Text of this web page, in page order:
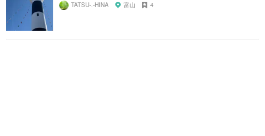
TATSU-.-HINA 富山 4